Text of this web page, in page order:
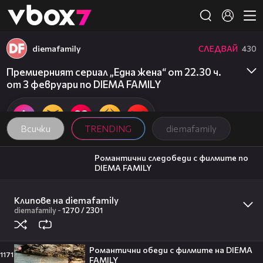
👾
Клипове на diemafamily
diemafamily-1270 / 2301
1171
Романтични обеди с филмите на DIEMA
FAMILY
Всички TRENDING diemafamily
diemafamily СЛЕДВАЙ 430
Премиерният сериал „Една жена“ от 22.30 ч.
от 3 февруари по DIEMA FAMILY
00:31
Романтични следобеди с филмите по
DIEMA FAMILY
Романтични филми от 18.00 ч. в
събота и неделя по DIEMA FAMILY
Милена Маркова-Маца посреща гости
| Черешката на тортата | 3 авг. 2026